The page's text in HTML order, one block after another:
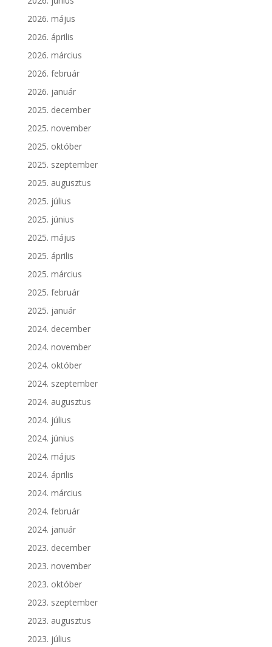
2026. május
2026. április
2026. március
2026. február
2026. január
2025. december
2025. november
2025. október
2025. szeptember
2025. augusztus
2025. július
2025. június
2025. május
2025. április
2025. március
2025. február
2025. január
2024. december
2024. november
2024. október
2024. szeptember
2024. augusztus
2024. július
2024. június
2024. május
2024. április
2024. március
2024. február
2024. január
2023. december
2023. november
2023. október
2023. szeptember
2023. augusztus
2023. július